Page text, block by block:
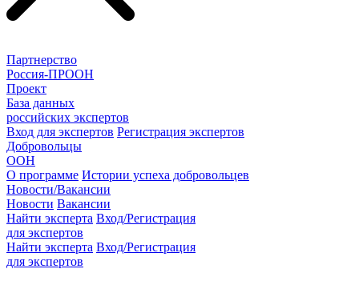
Партнерство
Россия-ПРООН
Проект
База данных
российских экспертов
Вход для экспертов Регистрация экспертов
Добровольцы
ООН
О программе Истории успеха добровольцев
Новости/Вакансии
Новости Вакансии
Найти эксперта Вход/Регистрация
для экспертов
Найти эксперта Вход/Регистрация
для экспертов